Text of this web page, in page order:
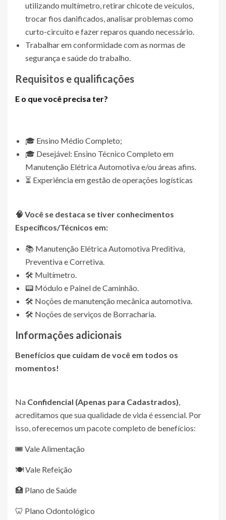
utilizando multímetro, retirar chicote de veículos,
trocar fios danificados, analisar problemas como
curto-circuito e fazer reparos quando necessário.
Trabalhar em conformidade com as normas de
segurança e saúde do trabalho.
Requisitos e qualificações
E o que você precisa ter?
🎓 Ensino Médio Completo;
🎓 Desejável: Ensino Técnico Completo em
Manutenção Elétrica Automotiva e/ou áreas afins.
⏳ Experiência em gestão de operações logísticas
🧠 Você se destaca se tiver conhecimentos
Específicos/Técnicos em:
📚 Manutenção Elétrica Automotiva Preditiva,
Preventiva e Corretiva.
🛠️ Multímetro.
📟 Módulo e Painel de Caminhão.
🛠️ Noções de manutenção mecânica automotiva.
🛠️ Noções de serviços de Borracharia.
Informações adicionais
Benefícios que cuidam de você em todos os
momentos!
Na Confidencial (Apenas para Cadastrados),
acreditamos que sua qualidade de vida é essencial. Por
isso, oferecemos um pacote completo de benefícios:
🎟️ Vale Alimentação
🍽️ Vale Refeição
🏥 Plano de Saúde
🦷 Plano Odontológico